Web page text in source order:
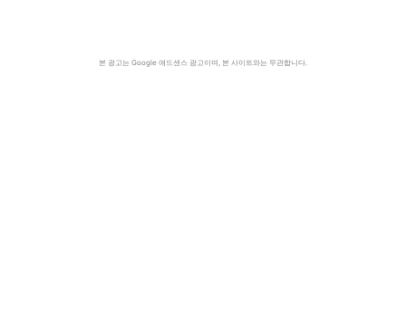
본 광고는 Google 애드센스 광고이며, 본 사이트와는 무관합니다.